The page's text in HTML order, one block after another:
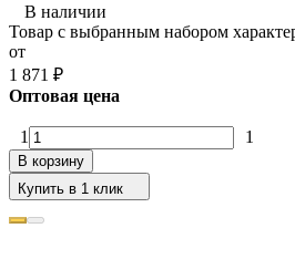
В наличии
Товар с выбранным набором
от
1 871 ₽
Оптовая цена
1 1
В корзину
Купить в 1 клик